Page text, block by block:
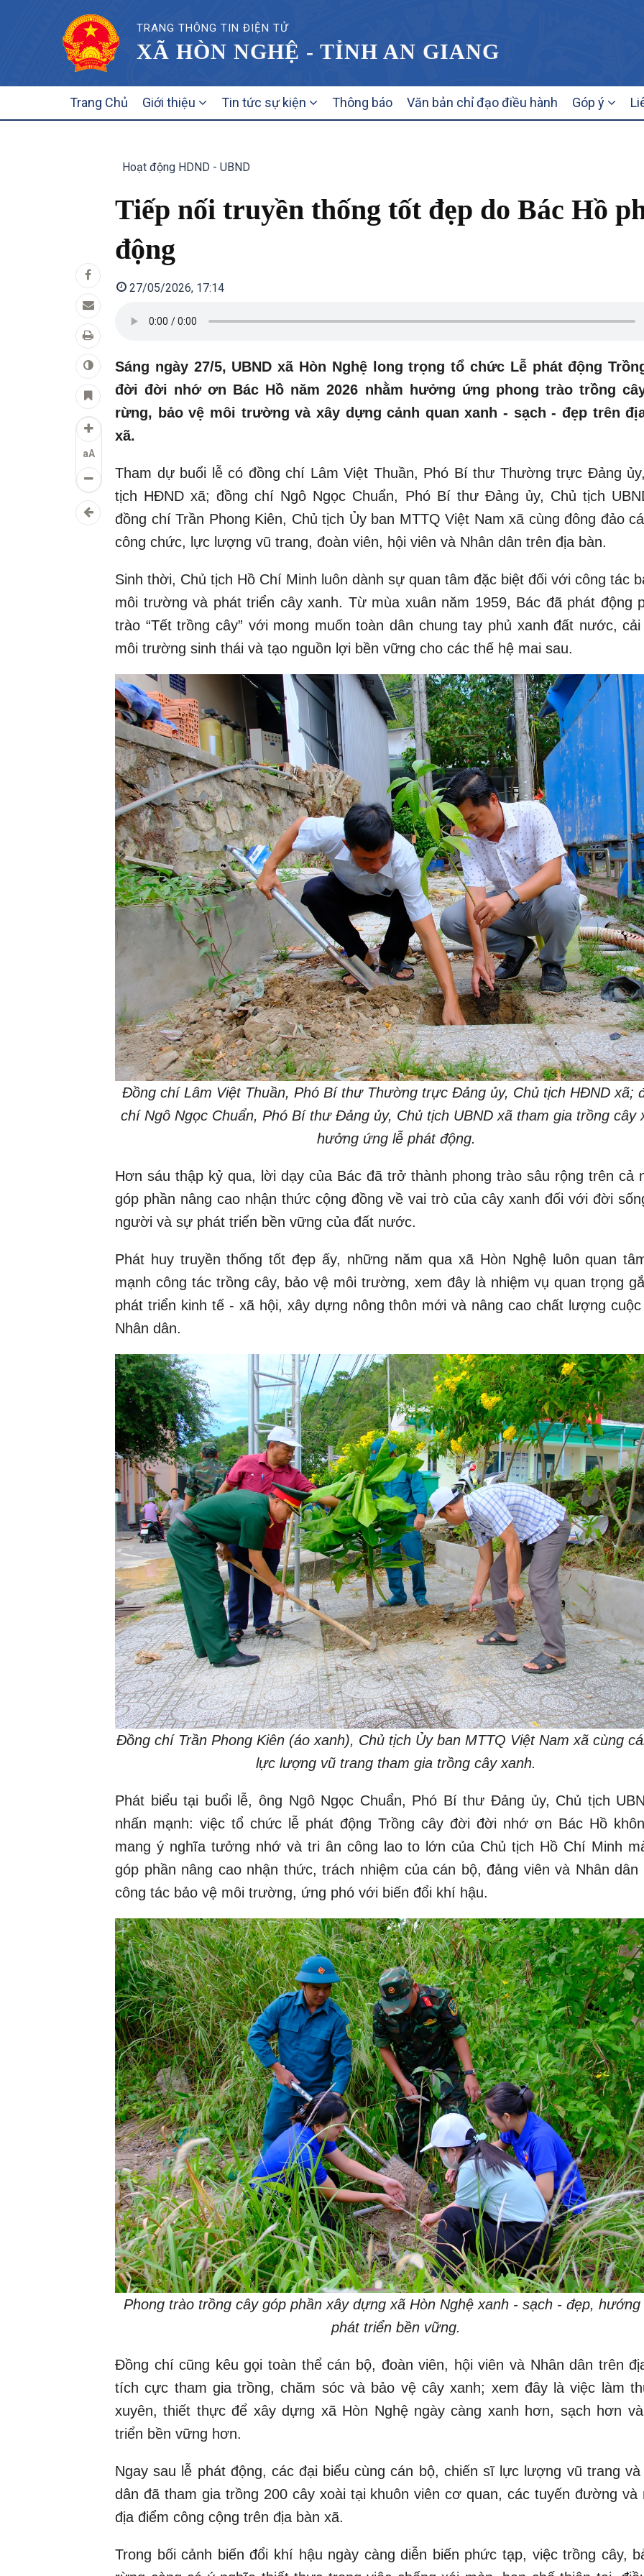
TRANG THÔNG TIN ĐIỆN TỬ
XÃ HÒN NGHỆ - TỈNH AN GIANG
NAVIGATION
Trang Chủ Giới thiệu Tin tức sự kiện Thông báo Văn bản chỉ đạo điều hành Góp ý
aA
Hoạt động HDND - UBND
Tiếp nối truyền thống tốt đẹp do Bác Hồ
động
27/05/2026, 17:14
Sáng ngày 27/5, UBND xã Hòn Nghệ long trọng tổ chức Lễ phát động
đời đời nhớ ơn Bác Hồ năm 2026 nhằm hưởng ứng phong trào trồng
rừng, bảo vệ môi trường và xây dựng cảnh quan xanh - sạch - đẹp trên
xã.
Tham dự buổi lễ có đồng chí Lâm Việt Thuần, Phó Bí thư Thường trực Đảng
tịch HĐND xã; đồng chí Ngô Ngọc Chuẩn, Phó Bí thư Đảng ủy, Chủ tịch
đồng chí Trần Phong Kiên, Chủ tịch Ủy ban MTTQ Việt Nam xã cùng đông đảo
công chức, lực lượng vũ trang, đoàn viên, hội viên và Nhân dân trên địa bàn.
Sinh thời, Chủ tịch Hồ Chí Minh luôn dành sự quan tâm đặc biệt đối với công tác
môi trường và phát triển cây xanh. Từ mùa xuân năm 1959, Bác đã phát động
trào “Tết trồng cây” với mong muốn toàn dân chung tay phủ xanh đất nước, cải
môi trường sinh thái và tạo nguồn lợi bền vững cho các thế hệ mai sau.
Đồng chí Lâm Việt Thuần, Phó Bí thư Thường trực Đảng ủy, Chủ tịch HĐND xã;
chí Ngô Ngọc Chuẩn, Phó Bí thư Đảng ủy, Chủ tịch UBND xã tham gia trồng cây
hưởng ứng lễ phát động.
Hơn sáu thập kỷ qua, lời dạy của Bác đã trở thành phong trào sâu rộng trên cả
góp phần nâng cao nhận thức cộng đồng về vai trò của cây xanh đối với đời
người và sự phát triển bền vững của đất nước.
Phát huy truyền thống tốt đẹp ấy, những năm qua xã Hòn Nghệ luôn quan
mạnh công tác trồng cây, bảo vệ môi trường, xem đây là nhiệm vụ quan trọng
phát triển kinh tế - xã hội, xây dựng nông thôn mới và nâng cao chất lượng cuộc
Nhân dân.
Đồng chí Trần Phong Kiên (áo xanh), Chủ tịch Ủy ban MTTQ Việt Nam xã cùng
lực lượng vũ trang tham gia trồng cây xanh.
Phát biểu tại buổi lễ, ông Ngô Ngọc Chuẩn, Phó Bí thư Đảng ủy, Chủ tịch
nhấn mạnh: việc tổ chức lễ phát động Trồng cây đời đời nhớ ơn Bác Hồ
mang ý nghĩa tưởng nhớ và tri ân công lao to lớn của Chủ tịch Hồ Chí Minh
góp phần nâng cao nhận thức, trách nhiệm của cán bộ, đảng viên và Nhân dân
công tác bảo vệ môi trường, ứng phó với biến đổi khí hậu.
Phong trào trồng cây góp phần xây dựng xã Hòn Nghệ xanh - sạch - đẹp, hướng
phát triển bền vững.
Đồng chí cũng kêu gọi toàn thể cán bộ, đoàn viên, hội viên và Nhân dân trên
tích cực tham gia trồng, chăm sóc và bảo vệ cây xanh; xem đây là việc làm
xuyên, thiết thực để xây dựng xã Hòn Nghệ ngày càng xanh hơn, sạch hơn
triển bền vững hơn.
Ngay sau lễ phát động, các đại biểu cùng cán bộ, chiến sĩ lực lượng vũ trang và
dân đã tham gia trồng 200 cây xoài tại khuôn viên cơ quan, các tuyến đường và
địa điểm công cộng trên địa bàn xã.
Trong bối cảnh biến đổi khí hậu ngày càng diễn biến phức tạp, việc trồng cây,